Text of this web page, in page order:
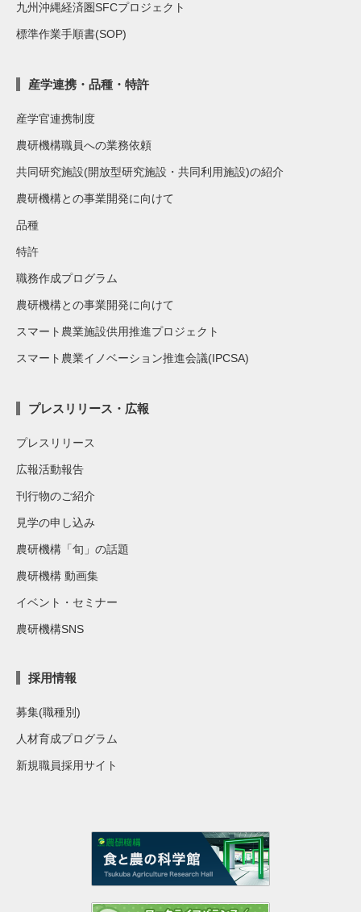
九州沖縄経済圏SFCプロジェクト
標準作業手順書(SOP)
産学連携・品種・特許
産学官連携制度
農研機構職員への業務依頼
共同研究施設(開放型研究施設・共同利用施設)の紹介
農研機構との事業開発に向けて
品種
特許
職務作成プログラム
農研機構との事業開発に向けて
スマート農業施設供用推進プロジェクト
スマート農業イノベーション推進会議(IPCSA)
プレスリリース・広報
プレスリリース
広報活動報告
刊行物のご紹介
見学の申し込み
農研機構「旬」の話題
農研機構 動画集
イベント・セミナー
農研機構SNS
採用情報
募集(職種別)
人材育成プログラム
新規職員採用サイト